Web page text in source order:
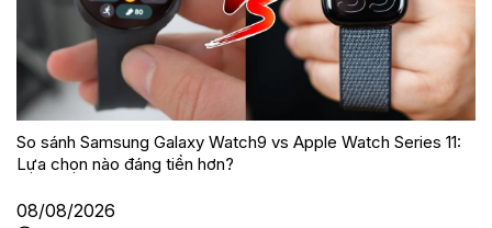
So sánh Samsung Galaxy Watch9 vs Apple Watch Series 11:
Lựa chọn nào đáng tiền hơn?
08/08/2026